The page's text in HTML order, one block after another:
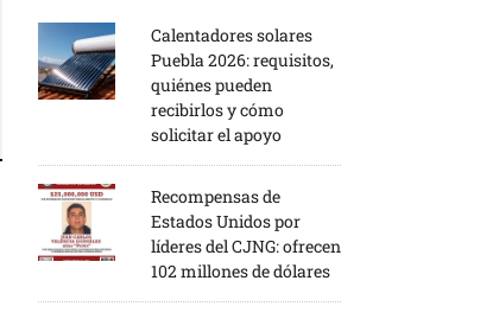
Calentadores solares
Puebla 2026: requisitos,
quiénes pueden
recibirlos y cómo
solicitar el apoyo
Recompensas de
Estados Unidos por
líderes del CJNG: ofrecen
102 millones de dólares